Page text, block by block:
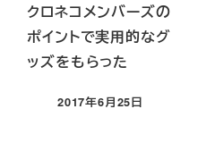
クロネコメンバーズの
ポイントで実用的なグ
ッズをもらった
投稿日
2017年6月25日